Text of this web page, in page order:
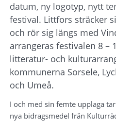
datum, ny logotyp, nytt
festival. Littfors sträcker
och rör sig längs med
arrangeras festivalen 8 –
litteratur- och
kommunerna Sorsele,
och Umeå.
I och med sin femte upplaga
nya bidragsmedel från